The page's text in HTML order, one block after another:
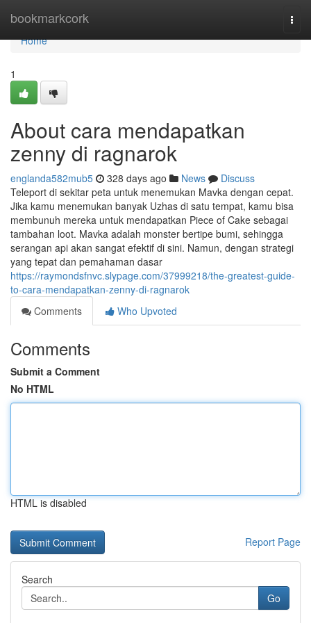
bookmarkcork
Home
Home
1
About cara mendapatkan
zenny di ragnarok
englanda582mub5 328 days ago News
Discuss
Teleport di sekitar peta untuk menemukan Mavka dengan cepat.
Jika kamu menemukan banyak Uzhas di satu tempat, kamu bisa
membunuh mereka untuk mendapatkan Piece of Cake sebagai
tambahan loot. Mavka adalah monster bertipe bumi, sehingga
serangan api akan sangat efektif di sini. Namun, dengan strategi
yang tepat dan pemahaman dasar
https://raymondsfnvc.slypage.com/37999218/the-greatest-guide-
to-cara-mendapatkan-zenny-di-ragnarok
Comments
Who Upvoted
Comments
Submit a Comment
No HTML
HTML is disabled
Report Page
Search
Go